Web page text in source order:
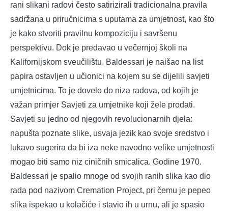
rani slikani radovi često satirizirali tradicionalna pravila
sadržana u priručnicima s uputama za umjetnost, kao što
je kako stvoriti pravilnu kompoziciju i savršenu
perspektivu. Dok je predavao u večernjoj školi na
Kalifornijskom sveučilištu, Baldessari je naišao na list
papira ostavljen u učionici na kojem su se dijelili savjeti
umjetnicima. To je dovelo do niza radova, od kojih je
važan primjer Savjeti za umjetnike koji žele prodati.
Savjeti su jedno od njegovih revolucionarnih djela:
napušta poznate slike, usvaja jezik kao svoje sredstvo i
lukavo sugerira da bi iza neke navodno velike umjetnosti
mogao biti samo niz ciničnih smicalica. Godine 1970.
Baldessari je spalio mnoge od svojih ranih slika kao dio
rada pod nazivom Cremation Project, pri čemu je pepeo
slika ispekao u kolačiće i stavio ih u urnu, ali je spasio